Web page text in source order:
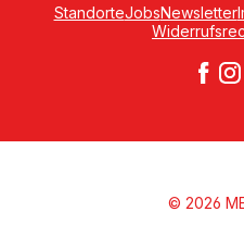
StandorteJobsNewsletter
© 2026